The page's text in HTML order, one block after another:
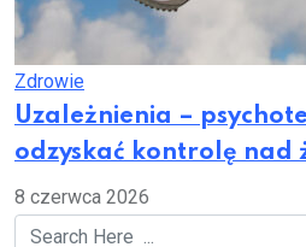
Zdrowie
Uzależnienia –
odzyskać kontrolę nad
8 czerwca 2026